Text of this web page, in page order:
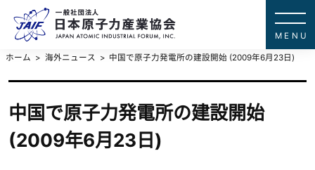
ホーム 海外ニュース 中国で原子力発電所の建設開始 (2009年6月23日)
中国で原子力発電所の建設開始
(2009年6月23日)